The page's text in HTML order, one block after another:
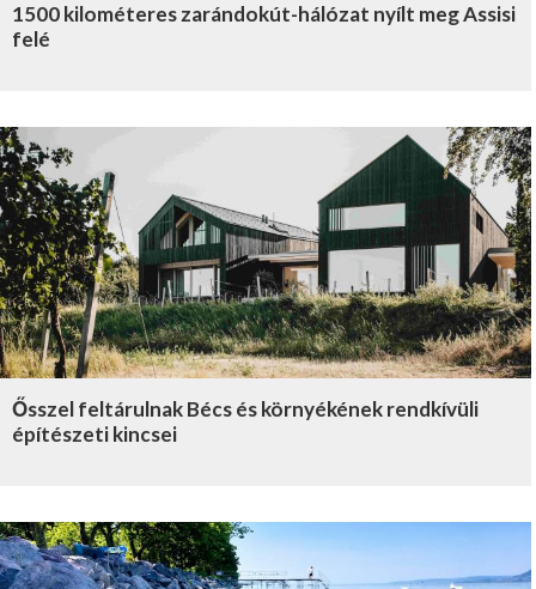
1500 kilométeres zarándokút-hálózat nyílt meg Assisi
felé
Ősszel feltárulnak Bécs és környékének rendkívüli
építészeti kincsei